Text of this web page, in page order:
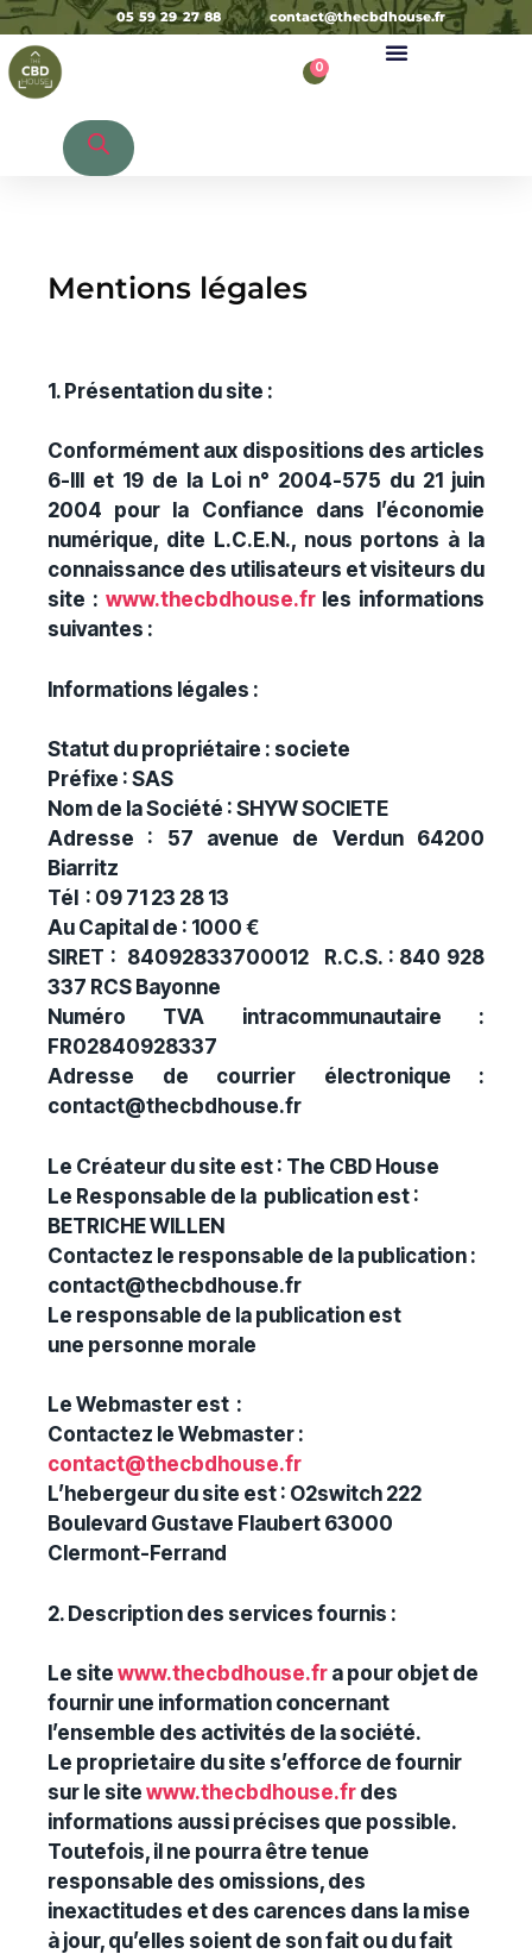
05 59 29 27 88 contact@thecbdhouse.fr
0
Mentions légales
1. Présentation du site :
Conformément aux dispositions des articles
6-III et 19 de la Loi n° 2004-575 du 21 juin
2004 pour la Confiance dans l’économie
numérique, dite L.C.E.N., nous portons à la
connaissance des utilisateurs et visiteurs du
site : www.thecbdhouse.frles informations
suivantes :
Informations légales :
Statut du propriétaire : societe
Préfixe : SAS
Nom de la Société : SHYW SOCIETE
Adresse : 57 avenue de Verdun 64200
Biarritz
Tél : 09 71 23 28 13
Au Capital de : 1000 €
SIRET : 84092833700012 R.C.S. : 840 928
337 RCS Bayonne
Numéro TVA intracommunautaire :
FR02840928337
Adresse de courrier électronique :
contact@thecbdhouse.fr
Le Créateur du site est : The CBD House
Le Responsable de la publication est :
BETRICHE WILLEN
Contactez le responsable de la publication :
contact@thecbdhouse.fr
Le responsable de la publication est
une personne morale
Le Webmaster est :
Contactez le Webmaster :
contact@thecbdhouse.fr
L’hebergeur du site est : O2switch 222
Boulevard Gustave Flaubert 63000
Clermont-Ferrand
2. Description des services fournis :
Le site www.thecbdhouse.fr a pour objet de
fournir une information concernant
l’ensemble des activités de la société.
Le proprietaire du site s’efforce de fournir
sur le site www.thecbdhouse.fr des
informations aussi précises que possible.
Toutefois, il ne pourra être tenue
responsable des omissions, des
inexactitudes et des carences dans la mise
à jour, qu’elles soient de son fait ou du fait